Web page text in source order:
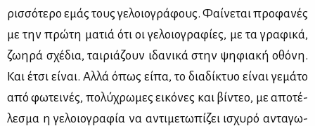
ρισ­σό­τε­ρο εμάς τους γε­λοιο­γρά­φους. Φαί­νε­ται προ­φα­νές
με την πρώ­τη μα­τιά ότι οι γε­λοιο­γρα­φί­ες, με τα γρα­φι­κά,
ζω­η­ρά σχέ­δια, ται­ριά­ζουν ιδα­νι­κά στην ψη­φια­κή οθό­νη.
Και έτσι εί­ναι. Αλ­λά όπως εί­πα, το δια­δί­κτυο εί­ναι γε­μά­το
από φω­τει­νές, πο­λύ­χρω­μες ει­κό­νες και βί­ντεο, με απο­τέ­
λε­σμα η γε­λοιο­γρα­φία να αντι­με­τω­πί­ζει ισχυ­ρό αντα­γω­